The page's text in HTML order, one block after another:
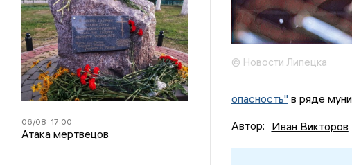
06/08 17:00
Атака мертвецов
© Новости Липецка
опасность"в ряде
Автор: Иван Викторов